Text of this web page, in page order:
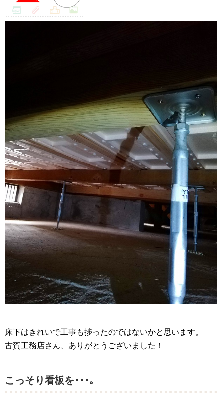
床下はきれいで工事も捗ったのではないかと思います。
古賀工務店さん、ありがとうございました！
こっそり看板を･･･｡